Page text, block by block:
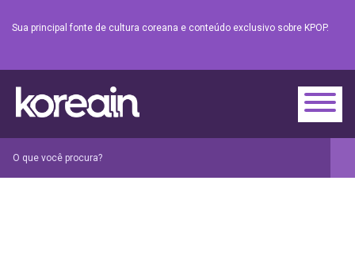
Sua principal fonte de cultura coreana e conteúdo exclusivo sobre KPOP.